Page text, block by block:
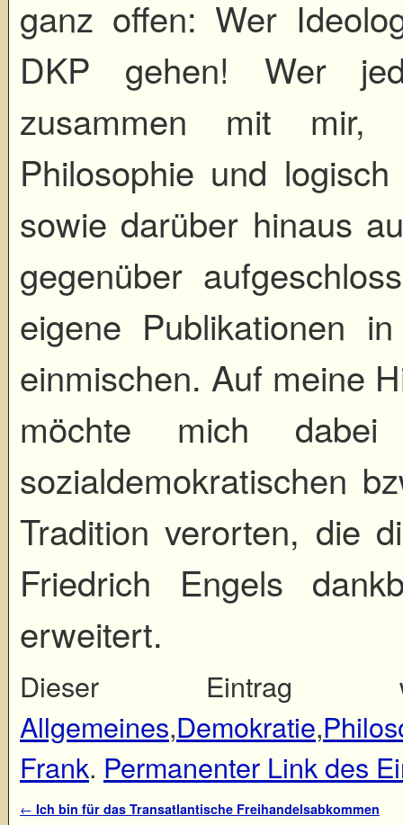
ganz offen: Wer
DKP gehen! Wer
zusammen mit mir,
Philosophie und
sowie darüber hinaus
gegenüber
eigene Publikationen
einmischen. Auf meine
möchte mich
sozialdemokratischen
Tradition verorten, die
Friedrich Engels
erweitert.
Dieser Eintrag
Allgemeines,Demokratie,
Frank. Permanenter Link des
Artikelnavigation
← Ich bin für das Transatlantische Freihandelsabkommen